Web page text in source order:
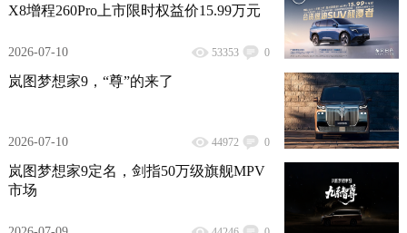
X8增程260Pro上市限时权益价15.99万元
2026-07-10 53353 0
岚图梦想家9，“尊”的来了
2026-07-10 44972 0
岚图梦想家9定名，剑指50万级旗舰MPV
市场